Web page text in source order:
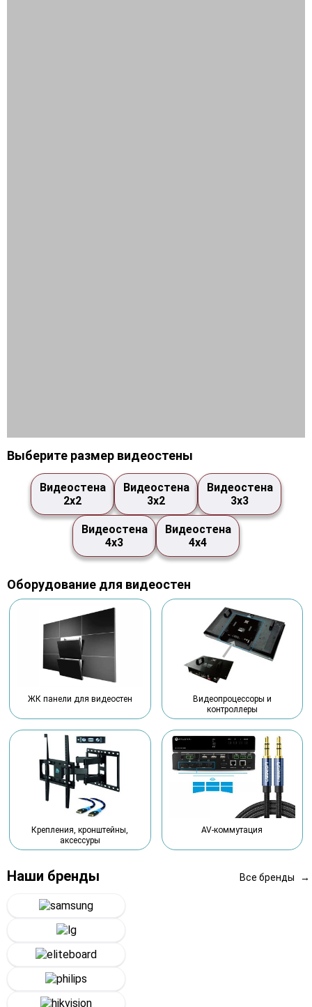
Выберите размер видеостены
Видеостена
2х2
Видеостена
3х2
Видеостена
3х3
Видеостена
4х3
Видеостена
4х4
Оборудование для видеостен
ЖК панели для видеостен
Видеопроцессоры и
контроллеры
Крепления, кронштейны,
аксессуры
AV-коммутация
Наши бренды Все бренды